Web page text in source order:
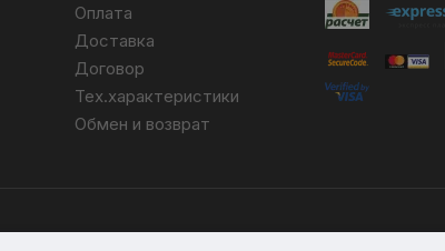
Оплата
Доставка
Договор
Тех.характеристики
Обмен и возврат